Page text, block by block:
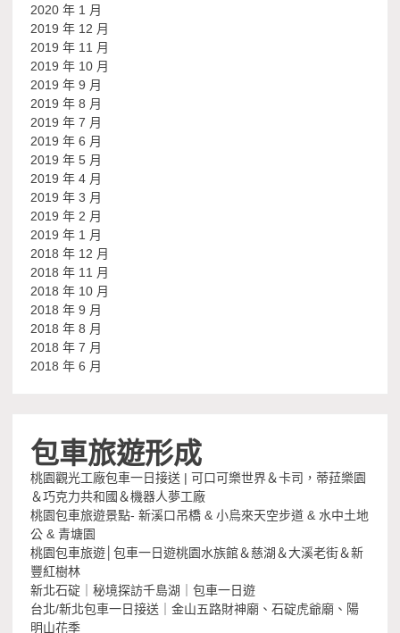
2020 年 1 月
2019 年 12 月
2019 年 11 月
2019 年 10 月
2019 年 9 月
2019 年 8 月
2019 年 7 月
2019 年 6 月
2019 年 5 月
2019 年 4 月
2019 年 3 月
2019 年 2 月
2019 年 1 月
2018 年 12 月
2018 年 11 月
2018 年 10 月
2018 年 9 月
2018 年 8 月
2018 年 7 月
2018 年 6 月
包車旅遊形成
桃園觀光工廠包車一日接送 | 可口可樂世界＆卡司，蒂菈樂園
＆巧克力共和國＆機器人夢工廠
桃園包車旅遊景點- 新溪口吊橋 & 小烏來天空步道 & 水中土地
公 & 青塘園
桃園包車旅遊│包車一日遊桃園水族館＆慈湖＆大溪老街＆新
豐紅樹林
新北石碇｜秘境探訪千島湖｜包車一日遊
台北/新北包車一日接送｜金山五路財神廟、石碇虎爺廟、陽
明山花季